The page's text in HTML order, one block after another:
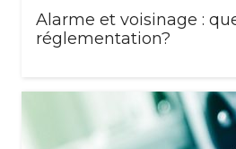
Alarme et voisinage :
réglementation?